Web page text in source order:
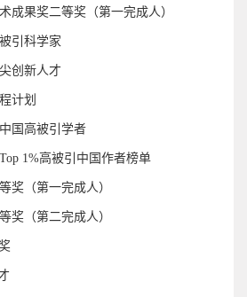
成果奖二等奖（第一完成人）
引科学家
创新人才
计划
国高被引学者
1%高被引中国作者榜单
奖（第一完成人）
奖（第二完成人）